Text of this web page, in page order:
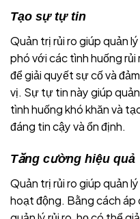
Tạo sự tự tin
Quản trị rủi ro giúp quản
phó với các tình huống
để giải quyết sự cố và
vị. Sự tự tin này giúp
tình huống khó khăn và
đáng tin cậy và ổn định.
Tăng cường hiệu quả
Quản trị rủi ro giúp quản
hoạt động. Bằng cách áp